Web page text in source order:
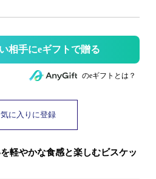
相手にeギフトで贈る
のeギフトとは？
に入りに登録
軽やかな食感と楽しむビスケッ